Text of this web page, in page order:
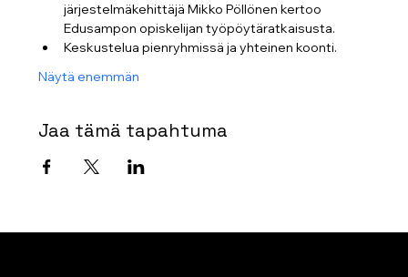
järjestelmäkehittäjä Mikko Pöllönen kertoo
Edusampon opiskelijan työpöytäratkaisusta.
Keskustelua pienryhmissä ja yhteinen koonti.
Näytä enemmän
Jaa tämä tapahtuma